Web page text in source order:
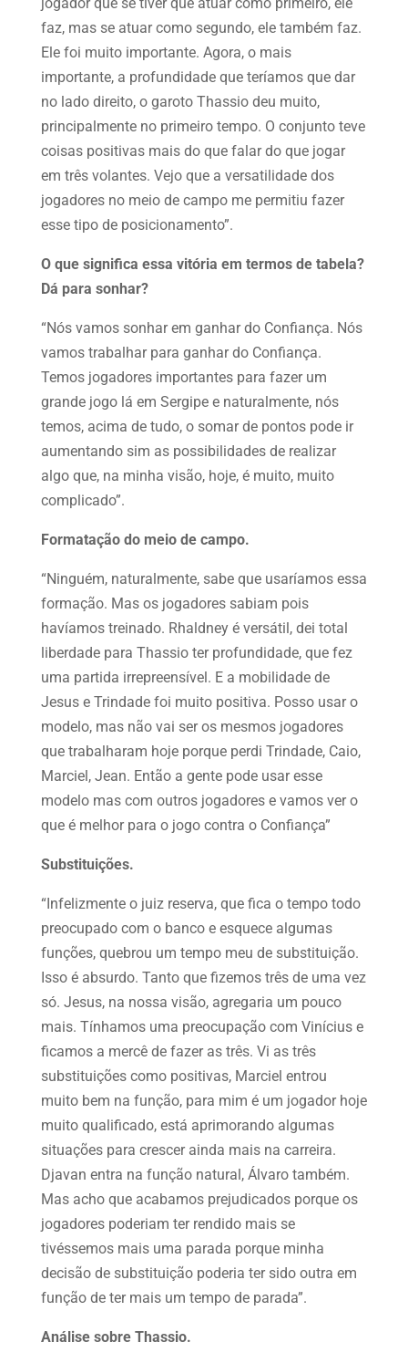
faz, mas se atuar como segundo, ele também faz.
Ele foi muito importante. Agora, o mais
importante, a profundidade que teríamos que dar
no lado direito, o garoto Thassio deu muito,
principalmente no primeiro tempo. O conjunto teve
coisas positivas mais do que falar do que jogar
em três volantes. Vejo que a versatilidade dos
jogadores no meio de campo me permitiu fazer
esse tipo de posicionamento”.
O que significa essa vitória em termos de tabela?
Dá para sonhar?
“Nós vamos sonhar em ganhar do Confiança. Nós
vamos trabalhar para ganhar do Confiança.
Temos jogadores importantes para fazer um
grande jogo lá em Sergipe e naturalmente, nós
temos, acima de tudo, o somar de pontos pode ir
aumentando sim as possibilidades de realizar
algo que, na minha visão, hoje, é muito, muito
complicado”.
Formatação do meio de campo.
“Ninguém, naturalmente, sabe que usaríamos essa
formação. Mas os jogadores sabiam pois
havíamos treinado. Rhaldney é versátil, dei total
liberdade para Thassio ter profundidade, que fez
uma partida irrepreensível. E a mobilidade de
Jesus e Trindade foi muito positiva. Posso usar o
modelo, mas não vai ser os mesmos jogadores
que trabalharam hoje porque perdi Trindade, Caio,
Marciel, Jean. Então a gente pode usar esse
modelo mas com outros jogadores e vamos ver o
que é melhor para o jogo contra o Confiança”
Substituições.
“Infelizmente o juiz reserva, que fica o tempo todo
preocupado com o banco e esquece algumas
funções, quebrou um tempo meu de substituição.
Isso é absurdo. Tanto que fizemos três de uma vez
só. Jesus, na nossa visão, agregaria um pouco
mais. Tínhamos uma preocupação com Vinícius e
ficamos a mercê de fazer as três. Vi as três
substituições como positivas, Marciel entrou
muito bem na função, para mim é um jogador hoje
muito qualificado, está aprimorando algumas
situações para crescer ainda mais na carreira.
Djavan entra na função natural, Álvaro também.
Mas acho que acabamos prejudicados porque os
jogadores poderiam ter rendido mais se
tivéssemos mais uma parada porque minha
decisão de substituição poderia ter sido outra em
função de ter mais um tempo de parada”.
Análise sobre Thassio.